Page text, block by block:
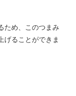
ため、このつまみ
げることができま